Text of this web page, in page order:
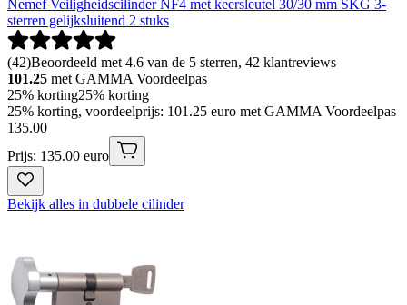
Nemef Veiligheidscilinder NF4 met keersleutel 30/30 mm SKG 3-
sterren gelijksluitend 2 stuks
(42)Beoordeeld met 4.6 van de 5 sterren, 42 klantreviews
101.25 met GAMMA Voordeelpas
25% korting25% korting
25% korting, voordeelprijs: 101.25 euro met GAMMA Voordeelpas
135.00
Prijs: 135.00 euro
Bekijk alles in dubbele cilinder